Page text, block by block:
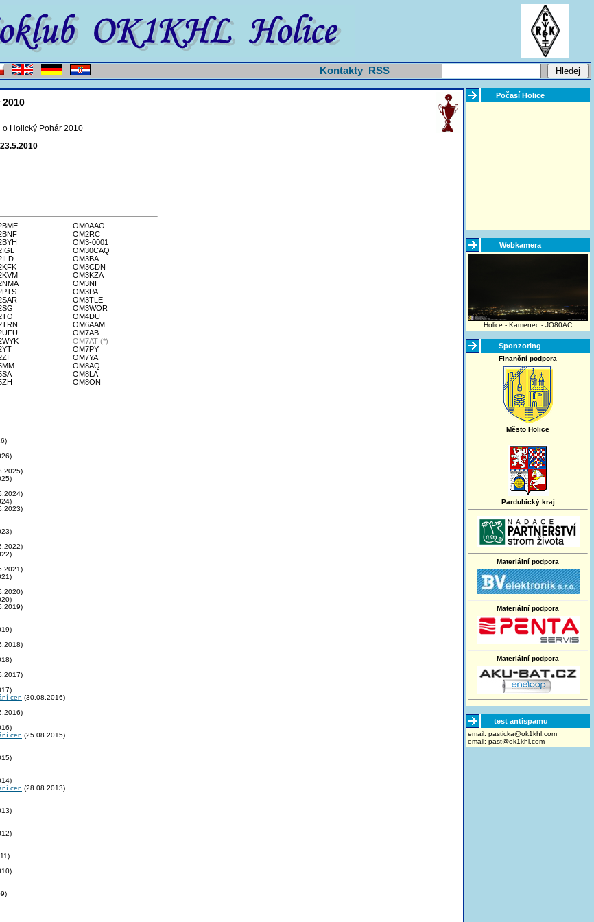
Kontakty RSS
Holický Pohár 2010
OM0AAO
OM2RC
OM3-0001
OM30CAQ
OM3BA
OM3CDN
OM3KZA
OM3NI
OM3PA
OM3TLE
OM3WOR
OM4DU
OM6AAM
OM7AB
OM7AT (*)
OM7PY
OM7YA
OM8AQ
OM8LA
OM8ON
cen (30.08.2016)
cen (25.08.2015)
cen (28.08.2013)
Počasí Holice
Webkamera
Holice - Kamenec - JO80AC
Sponzoring
Finanční podpora
Město Holice
Pardubický kraj
Materiální podpora
Materiální podpora
Materiální podpora
test antispamu
email: moc.lhk1ko@akcitsap
email: past@ok1khl.com